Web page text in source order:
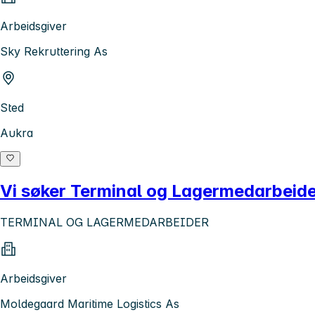
Arbeidsgiver
Sky Rekruttering As
Sted
Aukra
Vi søker Terminal og
TERMINAL OG LAGERMEDARBEIDER
Arbeidsgiver
Moldegaard Maritime Logistics As